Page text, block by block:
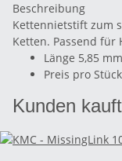
Beschreibung
Kettennietstift zum
Ketten. Passend für
Länge 5,85 mm
Preis pro Stück
Kunden